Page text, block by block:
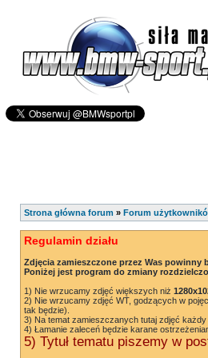
Strona główna forum » Forum
Regulamin działu
Zdjęcia zamieszczone przez Was powinny
Poniżej jest program do zmiany
1) Nie wrzucamy zdjęć większych niż
2) Nie wrzucamy zdjęć WT, godzących w
tak będzie).
3) Na temat zamieszczanych tutaj zdjęć
4) Łamanie zaleceń będzie karane
5) Tytuł tematu piszemy w